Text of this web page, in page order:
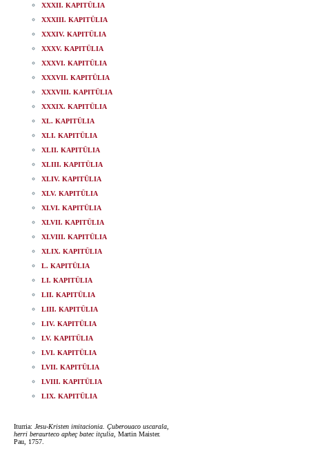
XXXII. KAPITÜLIA
XXXIII. KAPITÜLIA
XXXIV. KAPITÜLIA
XXXV. KAPITÜLIA
XXXVI. KAPITÜLIA
XXXVII. KAPITÜLIA
XXXVIII. KAPITÜLIA
XXXIX. KAPITÜLIA
XL. KAPITÜLIA
XLI. KAPITÜLIA
XLII. KAPITÜLIA
XLIII. KAPITÜLIA
XLIV. KAPITÜLIA
XLV. KAPITÜLIA
XLVI. KAPITÜLIA
XLVII. KAPITÜLIA
XLVIII. KAPITÜLIA
XLIX. KAPITÜLIA
L. KAPITÜLIA
LI. KAPITÜLIA
LII. KAPITÜLIA
LIII. KAPITÜLIA
LIV. KAPITÜLIA
LV. KAPITÜLIA
LVI. KAPITÜLIA
LVII. KAPITÜLIA
LVIII. KAPITÜLIA
LIX. KAPITÜLIA
Iturria: Jesu-Kristen imitacionia. Çuberouaco uscarala,
herri beraurteco apheç batec itçulia , Martin Maister.
Pau, 1757.